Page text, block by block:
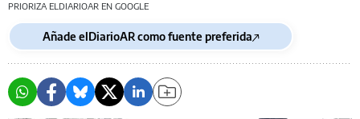
PRIORIZA ELDIARIOAR EN GOOGLE
Añade elDiarioAR como fuente preferida